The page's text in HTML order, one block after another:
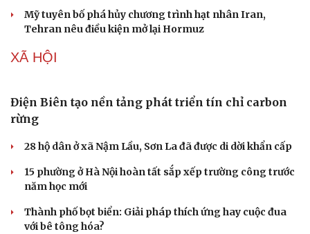
Mỹ tuyên bố phá hủy chương trình hạt nhân Iran,
Tehran nêu điều kiện mở lại Hormuz
XÃ HỘI
Điện Biên tạo nền tảng phát triển tín chỉ carbon
rừng
28 hộ dân ở xã Nậm Lầu, Sơn La đã được di dời khẩn cấp
15 phường ở Hà Nội hoàn tất sắp xếp trường công trước
năm học mới
Thành phố bọt biển: Giải pháp thích ứng hay cuộc đua
với bê tông hóa?